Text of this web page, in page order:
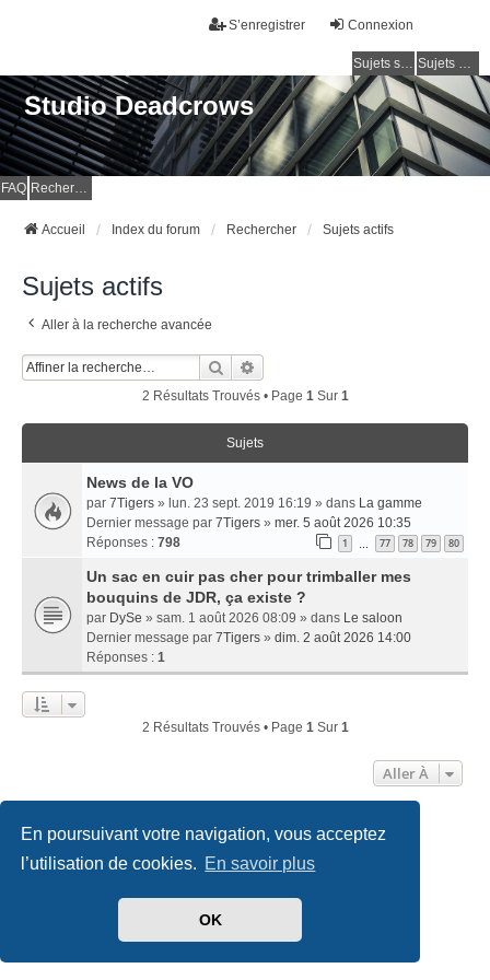
En poursuivant votre navigation, vous acceptez
l’utilisation de cookies. En savoir plus
OK
Connexion
S’enregistrer
Sujets sans réponse Sujets actifs
Studio Deadcrows
FAQ Rechercher
Accueil Index du forum Rechercher Sujets actifs
Sujets actifs
Aller à la recherche avancée
Rechercher
2 Résultats Trouvés • Page 1Sur 1
Sujets
News de la VO
par 7Tigers » lun. 23 sept. 2019 16:19 » dans La gamme
Dernier message par 7Tigers » mer. 5 août 2026 10:35
Réponses : 798 1 77 78 79 80
Un sac en cuir pas cher pour trimballer mes
bouquins de JDR, ça existe ?
par DySe » sam. 1 août 2026 08:09 » dans Le saloon
Dernier message par 7Tigers » dim. 2 août 2026 14:00
Réponses : 1
2 Résultats Trouvés • Page 1Sur 1
Aller À
Accueil Index du forum Nous contacter
phpBB-fr.com
created by INVENTEA & v12mike
Conditions